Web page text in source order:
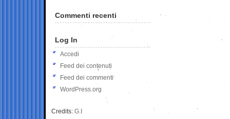
Commenti recenti
Log In
Accedi
Feed dei contenuti
Feed dei commenti
WordPress.org
Credits: G.I